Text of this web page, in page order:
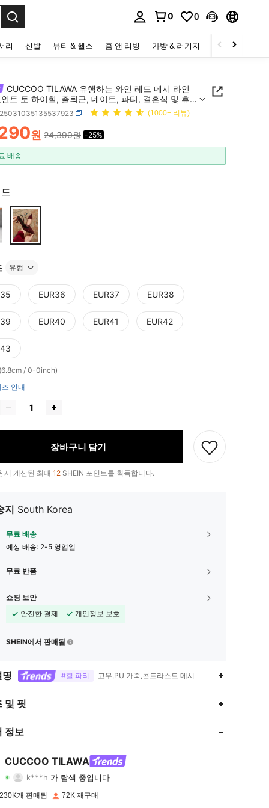
0 0
리 신발 뷰티 & 헬스 홈 앤 리빙 가방 & 러기지 스포츠 & 아웃
CUCCOO TILAWA 유행하는 와인 레드 메시 라인
트 토 하이힐, 출퇴근, 데이트, 파티, 결혼식 및 휴
(1000+ 리뷰)
AND AVAILABILITY
원 24,390원 -25%
배송
유형
EUR36 EUR37 EUR38
EUR40 EUR41 EUR42
/ 0-0inch)
안내
장바구니 담기
시 계산된 최대 12 SHEIN 포인트를 획득합니다.
지 South Korea
무료 배송
예상 배송: 2-5 영업일
무료 반품
쇼핑 보안
안전한 결제
개인정보 보호
SHEIN에서 판매됨
#힐 파티 고무,PU 가죽,콘트라스트 메시
및 핏
정보
CUCCOO TILAWA
k***h 가 탐색 중입니다
4.91 등급 1.5K아이템 156K
개 판매됨 72K 재구매